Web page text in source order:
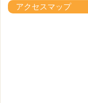
アクセスマップ